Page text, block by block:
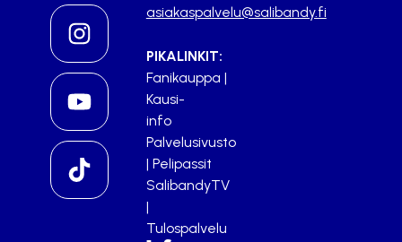
asiakaspalvelu@salibandy.fi
PIKALINKIT:
Fanikauppa |
Kausi-
info
Palvelusivusto
| Pelipassit
SalibandyTV
|
Tulospalvelu